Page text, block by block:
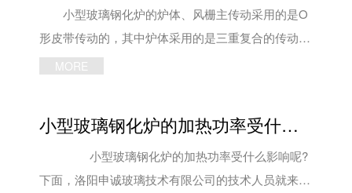
小型玻璃钢化炉的炉体、风栅主传动采用的是O
形皮带传动的，其中炉体采用的是三重复合的传动同
步技术，即正交圆形的传动带加互联的圆形传动带。
状态的时候，手动应急出片功能根据客户需要也可增
加应急电源装置，需要保证停电之后的炉体陶瓷辊道
的低速运转。 小型玻璃钢化炉机组的各部分传
MORE
小型玻璃钢化炉的加热功率受什么影响
小型玻璃钢化炉的加热功率受什么影响呢?
下面，洛阳申诚玻璃技术有限公司的技术人员就来跟